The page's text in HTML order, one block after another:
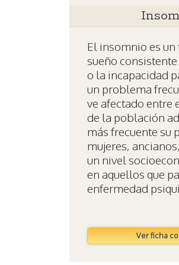
El insomnio es
sueño
o la incapacidad
un problema
ve afectado entre
de la población
más frecuente su
mujeres,
un nivel
en aquellos que
enfermedad
Ver ficha